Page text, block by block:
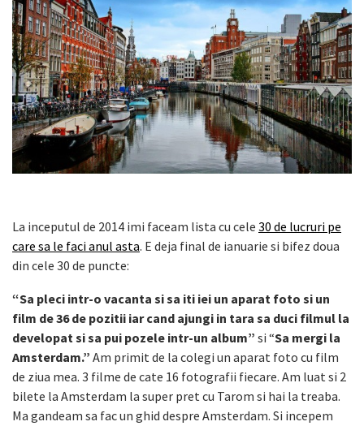
La inceputul de 2014 imi faceam lista cu cele 30 de lucruri pe
care sa le faci anul asta. E deja final de ianuarie si bifez doua
din cele 30 de puncte:
“Sa pleci intr-o vacanta si sa iti iei un aparat foto si un
film de 36 de pozitii iar cand ajungi in tara sa duci filmul la
developat si sa pui pozele intr-un album” si “Sa mergi la
Amsterdam.” Am primit de la colegi un aparat foto cu film
de ziua mea. 3 filme de cate 16 fotografii fiecare. Am luat si 2
bilete la Amsterdam la super pret cu Tarom si hai la treaba.
Ma gandeam sa fac un ghid despre Amsterdam. Si incepem